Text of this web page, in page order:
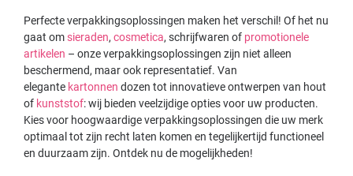
Perfecte verpakkingsoplossingen maken het verschil! Of het nu
gaat omsieraden, cosmetica, schrijfwaren of promotionele
artikelen – onze verpakkingsoplossingen zijn niet alleen
beschermend, maar ook representatief. Van
elegante kartonnen dozen tot innovatieve ontwerpen van hout
of kunststof: wij bieden veelzijdige opties voor uw producten.
Kies voor hoogwaardige verpakkingsoplossingen die uw merk
optimaal tot zijn recht laten komen en tegelijkertijd functioneel
en duurzaam zijn. Ontdek nu de mogelijkheden!